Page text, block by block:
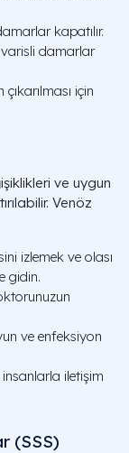
kapatılır.
damarlar
için
ve uygun
Venöz
izlemek ve olası
gidin.
ve enfeksiyon
iletişim
(SSS)